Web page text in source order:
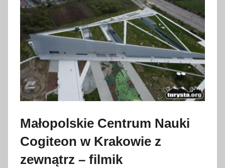
t
n
a
2
0
2
4
Małopolskie Centrum Nauki
Cogiteon w Krakowie z
zewnątrz – filmik